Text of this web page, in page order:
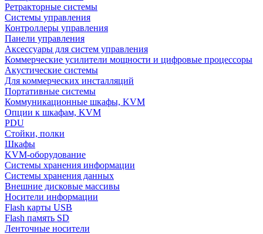
Ретракторные системы
Системы управления
Контроллеры управления
Панели управления
Аксессуары для систем управления
Коммерческие усилители мощности и цифровые процессоры
Акустические системы
Для коммерческих инсталляций
Портативные системы
Коммуникационные шкафы, KVM
Опции к шкафам, KVM
PDU
Стойки, полки
Шкафы
KVM-оборудование
Системы хранения информации
Системы хранения данных
Внешние дисковые массивы
Носители информации
Flash карты USB
Flash память SD
Ленточные носители